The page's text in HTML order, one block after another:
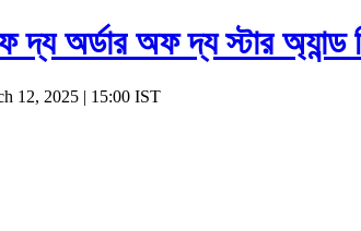
অফ দ্য অর্ডার অফ দ্য স্টার
12, 2025 | 15:00 IST